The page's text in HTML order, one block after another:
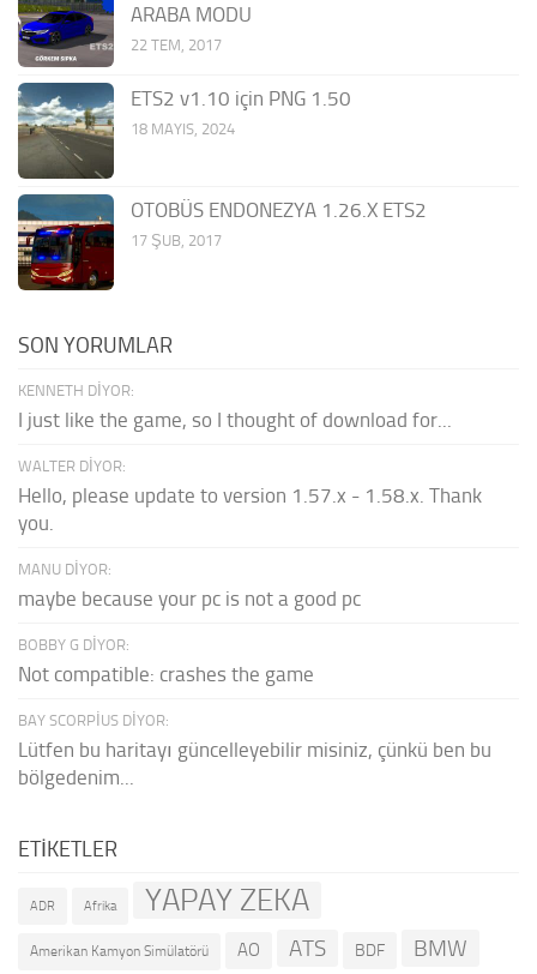
ARABA MODU
22 TEM, 2017
ETS2 v1.10 için PNG 1.50
18 MAYIS, 2024
OTOBÜS ENDONEZYA 1.26.X ETS2
17 ŞUB, 2017
SON YORUMLAR
KENNETH DIYOR:
I just like the game, so I thought of download for...
WALTER DIYOR:
Hello, please update to version 1.57.x - 1.58.x. Thank
you.
MANU DIYOR:
maybe because your pc is not a good pc
BOBBY G DIYOR:
Not compatible: crashes the game
BAY SCORPIUS DIYOR:
Lütfen bu haritayı güncelleyebilir misiniz, çünkü ben bu
bölgedenim...
ETIKETLER
ADR Afrika YAPAY ZEKA
Amerikan Kamyon Simülatörü AO ATS BDF BMW